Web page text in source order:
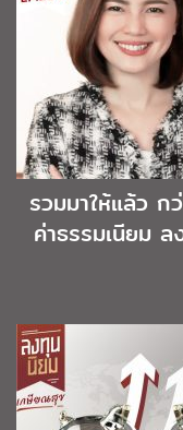
รวมมาให้แล้ว ก
ค่าธรรมเนียม